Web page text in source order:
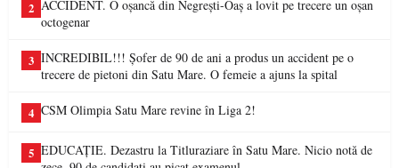
2 ACCIDENT. O oșancă din Negrești-Oaș a lovit pe trecere un oșan
octogenar
3 INCREDIBIL!!! Șofer de 90 de ani a produs un accident pe o
trecere de pietoni din Satu Mare. O femeie a ajuns la spital
4 CSM Olimpia Satu Mare revine în Liga 2!
5 EDUCAȚIE. Dezastru la Titluraziare în Satu Mare. Nicio notă de